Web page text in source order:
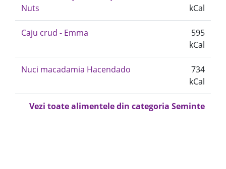
Nuts
kCal
Caju crud - Emma
595
kCal
Nuci macadamia Hacendado
734
kCal
Vezi toate alimentele din categoria Seminte